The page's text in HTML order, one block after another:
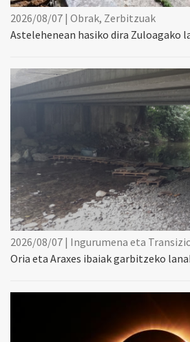
2026/08/07 | Obrak, Zerbitzuak
Astelehenean hasiko dira Zuloagako
2026/08/07 | Ingurumena eta
Oria eta Araxes ibaiak garbitzeko